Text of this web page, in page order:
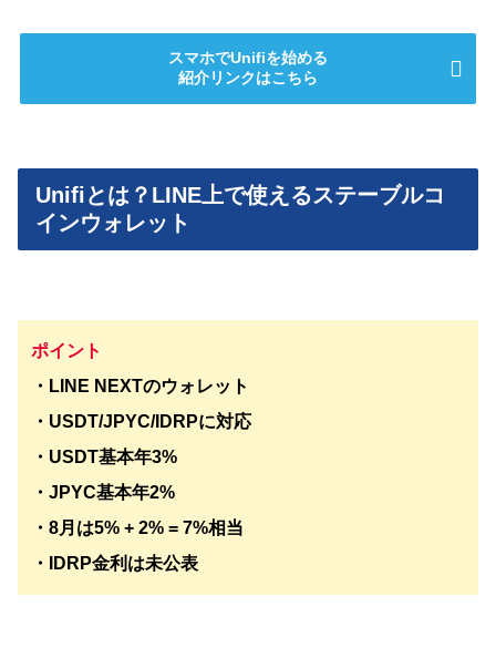
スマホでUnifiを始める
紹介リンクはこちら
Unifiとは？LINE上で使えるステーブルコ
インウォレット
ポイント
・LINE NEXTのウォレット
・USDT/JPYC/IDRPに対応
・USDT基本年3%
・JPYC基本年2%
・8月は5% + 2% = 7%相当
・IDRP金利は未公表